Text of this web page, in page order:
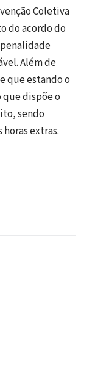
Coletiva
do acordo do
penalidade
Além de
que estando o
que dispõe o
sendo
extras.